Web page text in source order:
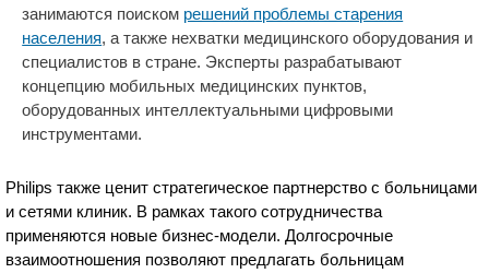
занимаются поиском решений проблемы старения
населения, а также нехватки медицинского оборудования и
специалистов в стране. Эксперты разрабатывают
концепцию мобильных медицинских пунктов,
оборудованных интеллектуальными цифровыми
инструментами.
Philips также ценит стратегическое партнерство с больницами
и сетями клиник. В рамках такого сотрудничества
применяются новые бизнес-модели. Долгосрочные
взаимоотношения позволяют предлагать больницам